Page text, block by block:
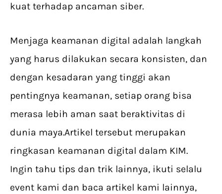
kuat terhadap ancaman siber.
Menjaga keamanan digital adalah langkah
yang harus dilakukan secara konsisten, dan
dengan kesadaran yang tinggi akan
pentingnya keamanan, setiap orang bisa
merasa lebih aman saat beraktivitas di
dunia maya.Artikel tersebut merupakan
ringkasan keamanan digital dalam KIM.
Ingin tahu tips dan trik lainnya, ikuti selalu
event kami dan baca artikel kami lainnya,